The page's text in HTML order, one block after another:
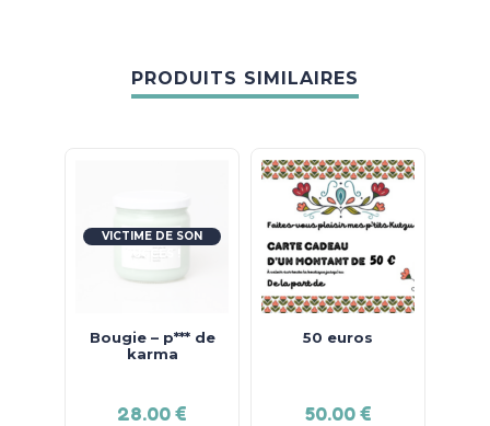
PRODUITS SIMILAIRES
VICTIME DE SON
SUCCÈS !
Bougie – p*** de
karma
28.00€
50 euros
50.00€